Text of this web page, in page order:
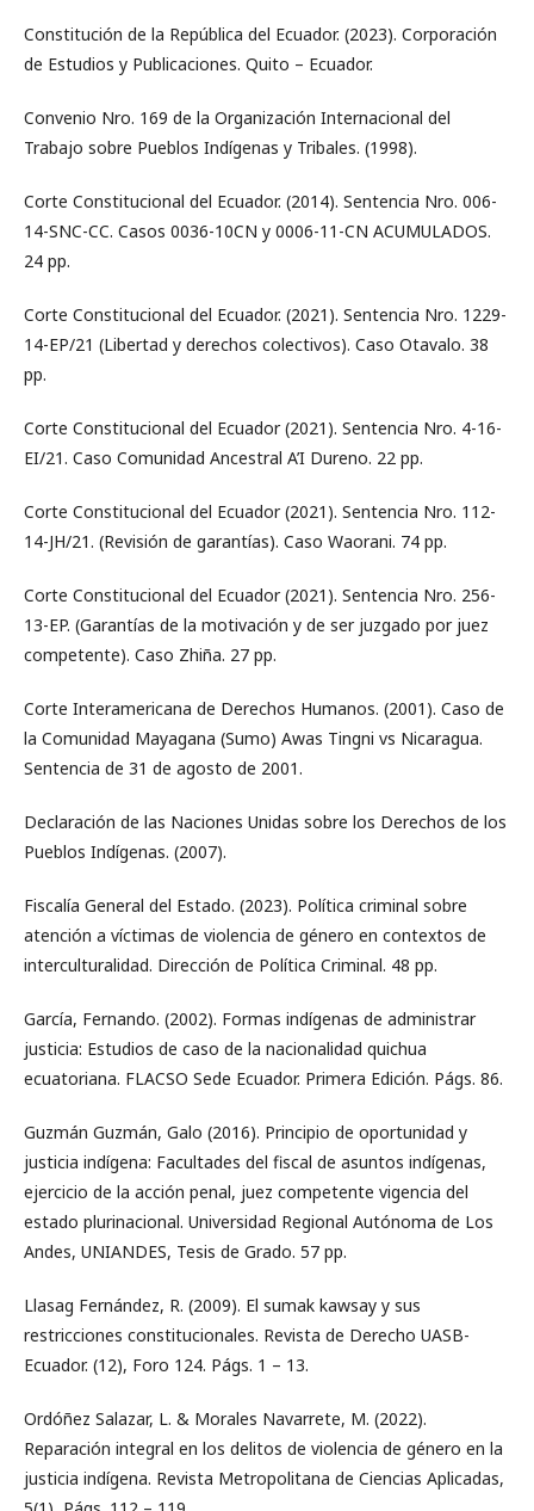
Constitución de la República del Ecuador. (2023). Corporación
de Estudios y Publicaciones. Quito – Ecuador.
Convenio Nro. 169 de la Organización Internacional del
Trabajo sobre Pueblos Indígenas y Tribales. (1998).
Corte Constitucional del Ecuador. (2014). Sentencia Nro. 006-
14-SNC-CC. Casos 0036-10CN y 0006-11-CN ACUMULADOS.
24 pp.
Corte Constitucional del Ecuador. (2021). Sentencia Nro. 1229-
14-EP/21 (Libertad y derechos colectivos). Caso Otavalo. 38
pp.
Corte Constitucional del Ecuador (2021). Sentencia Nro. 4-16-
EI/21. Caso Comunidad Ancestral A’I Dureno. 22 pp.
Corte Constitucional del Ecuador (2021). Sentencia Nro. 112-
14-JH/21. (Revisión de garantías). Caso Waorani. 74 pp.
Corte Constitucional del Ecuador (2021). Sentencia Nro. 256-
13-EP. (Garantías de la motivación y de ser juzgado por juez
competente). Caso Zhiña. 27 pp.
Corte Interamericana de Derechos Humanos. (2001). Caso de
la Comunidad Mayagana (Sumo) Awas Tingni vs Nicaragua.
Sentencia de 31 de agosto de 2001.
Declaración de las Naciones Unidas sobre los Derechos de los
Pueblos Indígenas. (2007).
Fiscalía General del Estado. (2023). Política criminal sobre
atención a víctimas de violencia de género en contextos de
interculturalidad. Dirección de Política Criminal. 48 pp.
García, Fernando. (2002). Formas indígenas de administrar
justicia: Estudios de caso de la nacionalidad quichua
ecuatoriana. FLACSO Sede Ecuador. Primera Edición. Págs. 86.
Guzmán Guzmán, Galo (2016). Principio de oportunidad y
justicia indígena: Facultades del fiscal de asuntos indígenas,
ejercicio de la acción penal, juez competente vigencia del
estado plurinacional. Universidad Regional Autónoma de Los
Andes, UNIANDES, Tesis de Grado. 57 pp.
Llasag Fernández, R. (2009). El sumak kawsay y sus
restricciones constitucionales. Revista de Derecho UASB-
Ecuador. (12), Foro 124. Págs. 1 – 13.
Ordóñez Salazar, L. & Morales Navarrete, M. (2022).
Reparación integral en los delitos de violencia de género en la
justicia indígena. Revista Metropolitana de Ciencias Aplicadas,